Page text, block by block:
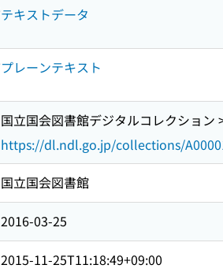
テキストデータ
プレーンテキスト
国立国会図書館デジタルコレクション
https://dl.ndl.go.jp/collections/
国立国会図書館
2016-03-25
2015-11-25T11:18:49+09:00